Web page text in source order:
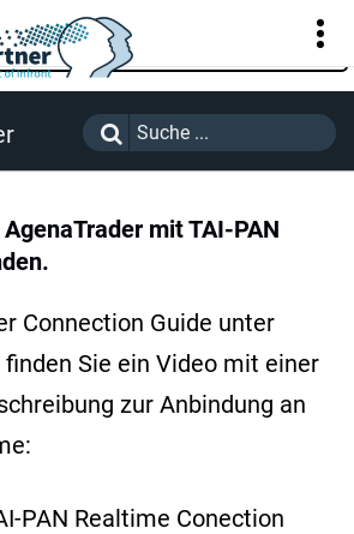
KUNDENPORTAL
mit TAI-PAN
Connection Guide unter
Sie ein Video mit einer
zur Anbindung an
PAN Realtime Conection